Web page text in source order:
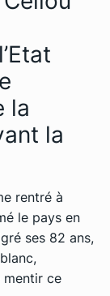
la
la
rentré à
le pays en
ses 82 ans,
mentir ce